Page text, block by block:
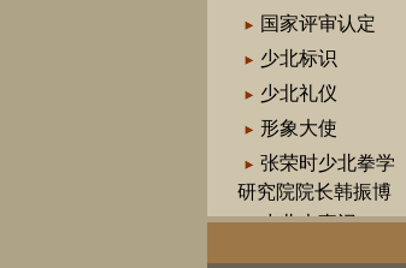
国家评审认定
少北标识
少北礼仪
形象大使
张荣时少北拳学
研究院院长韩振博
少北大事记